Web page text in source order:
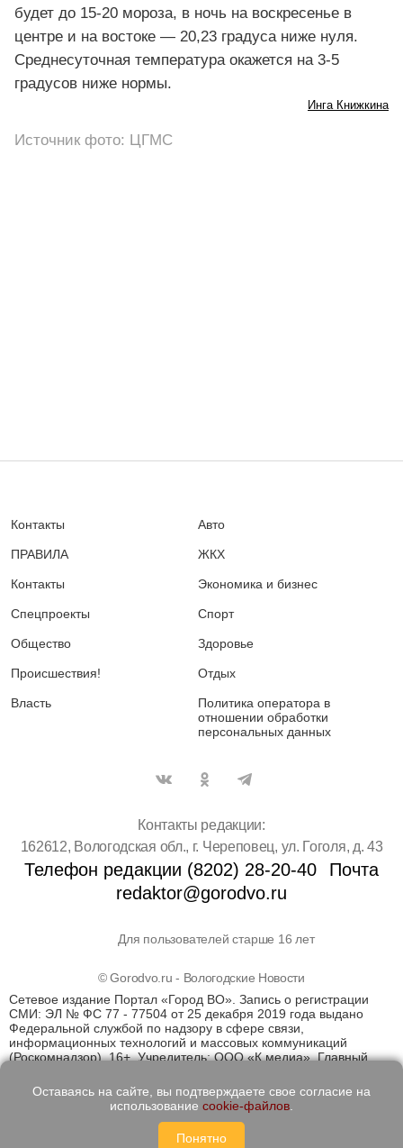
будет до 15-20 мороза, в ночь на воскресенье в
центре и на востоке — 20,23 градуса ниже нуля.
Среднесуточная температура окажется на 3-5
градусов ниже нормы.
Инга Книжкина
Источник фото: ЦГМС
Контакты
ПРАВИЛА
Контакты
Спецпроекты
Общество
Происшествия!
Власть
Авто
ЖКХ
Экономика и бизнес
Спорт
Здоровье
Отдых
Политика оператора в
отношении обработки
персональных данных
Контакты редакции:
162612, Вологодская обл., г. Череповец, ул. Гоголя, д. 43
Телефон редакции (8202) 28-20-40
Почта
redaktor@gorodvo.ru
Для пользователей старше 16 лет
© Gorodvo.ru - Вологодские Новости
Сетевое издание Портал «Город ВО». Запись о регистрации
СМИ: ЭЛ № ФС 77 - 77504 от 25 декабря 2019 года выдано
Федеральной службой по надзору в сфере связи,
информационных технологий и массовых коммуникаций
(Роскомнадзор). 16+. Учредитель: ООО «К медиа». Главный
применяются рекомендательные технологии (информационные
технологии предоставления информации на основе сбора,
систематизации и анализа сведений, относящихся к
предпочтениям пользователей сети "Интернет", находящихся
на территории Российской Федерации)
Оставаясь на сайте, вы подтверждаете свое согласие на
использование cookie-файлов
Понятно